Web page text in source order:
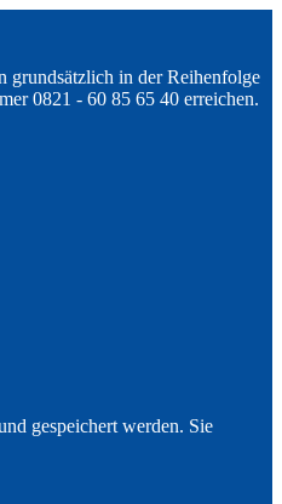
grundsätzlich in der Reihenfolge
0821 - 60 85 65 40 erreichen.
gespeichert werden. Sie